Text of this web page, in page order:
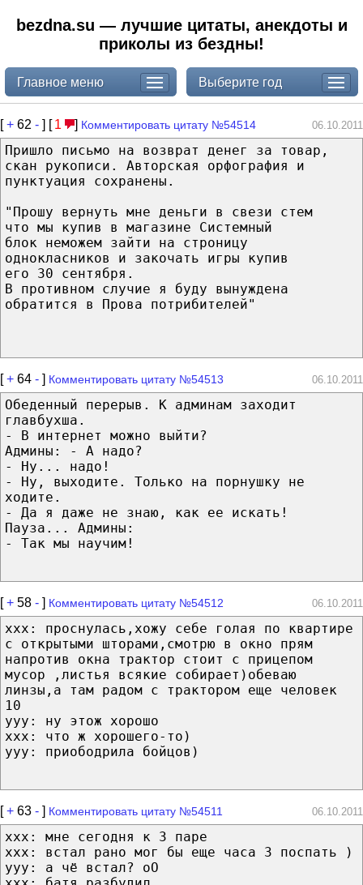
bezdna.su — лучшие цитаты, анекдоты и
приколы из бездны!
Главное меню Выберите год
[+ 62 - ] [ 1 ] Комментировать цитату №54514 06.10.2011
Пришло письмо на возврат денег за товар,
скан рукописи. Авторская орфография и
пунктуация сохранены.
"Прошу вернуть мне деньги в свези стем
что мы купив в магазине Системный
блок неможем зайти на строницу
однокласников и закочать игры купив
его 30 сентября.
В противном случие я буду вынуждена
обратится в Прова потрибителей"
[+ 64 - ] Комментировать цитату №54513 06.10.2011
Обеденный перерыв. К админам заходит
главбухша.
- В интернет можно выйти?
Админы: - А надо?
- Ну... надо!
- Ну, выходите. Только на порнушку не
ходите.
- Да я даже не знаю, как ее искать!
Пауза... Админы:
- Так мы научим!
[+ 58 - ] Комментировать цитату №54512 06.10.2011
xxx: проснулась,хожу себе голая по квартире
с открытыми шторами,смотрю в окно прям
напротив окна трактор стоит с прицепом
мусор ,листья всякие собирает)обеваю
линзы,а там радом с трактором еще человек
10
yyy: ну этож хорошо
xxx: что ж хорошего-то)
yyy: приободрила бойцов)
[+ 63 - ] Комментировать цитату №54511 06.10.2011
ххх: мне сегодня к 3 паре
ххх: встал рано мог бы еще часа 3 поспать )
ууу: а чё встал? оО